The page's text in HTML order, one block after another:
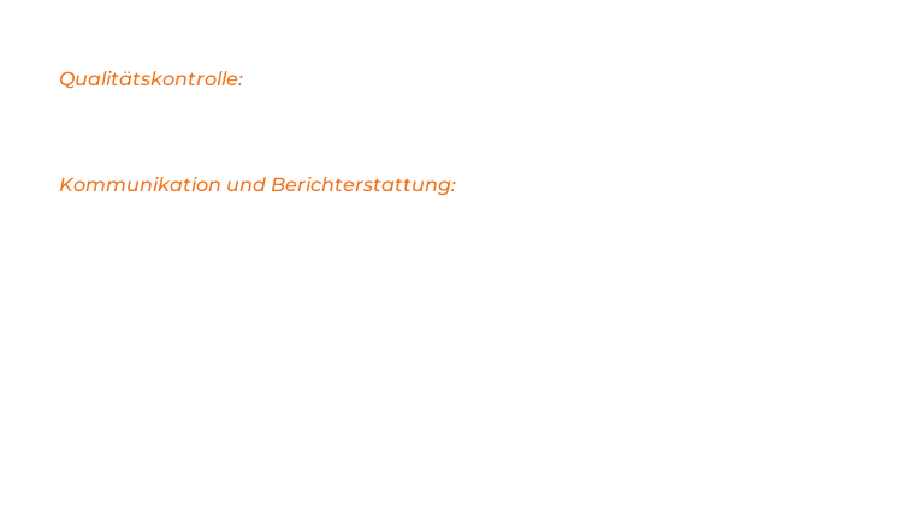
Qualitätskontrolle:
Kommunikation und Berichterstattung: